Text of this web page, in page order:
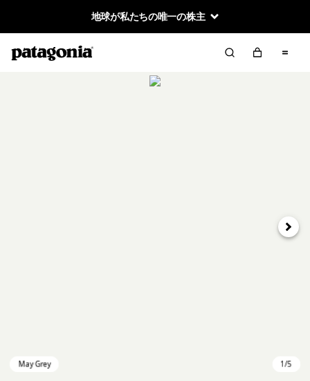
地球が私たちの唯一の株主
次へ